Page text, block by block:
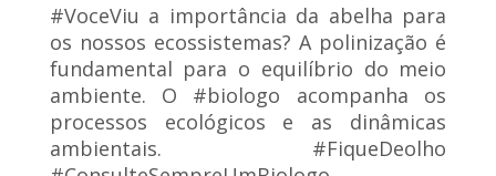
#VoceViu a importância da abelha para
os nossos ecossistemas? A polinização é
fundamental para o equilíbrio do meio
ambiente. O #biologo acompanha os
processos ecológicos e as dinâmicas
ambientais. #FiqueDeolho